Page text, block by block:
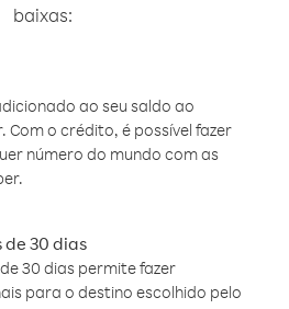
baixas:
ao seu saldo ao
o crédito, é possível fazer
número do mundo com as
de 30 dias
30 dias permite fazer
para o destino escolhido pelo